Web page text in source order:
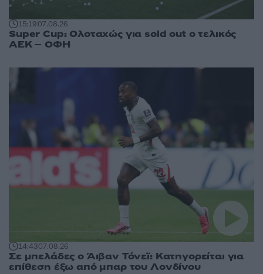
15:1907.08.26
Super Cup: Ολοταχώς για sold out ο τελικός
ΑΕΚ – ΟΦΗ
14:4307.08.26
Σε μπελάδες ο Άιβαν Τόνεϊ: Κατηγορείται για
επίθεση έξω από μπαρ του Λονδίνου